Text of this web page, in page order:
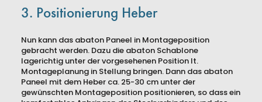
3. Positionierung Heber
Nun kann das abaton Paneel in Montageposition
gebracht werden. Dazu die abaton Schablone
lagerichtig unter der vorgesehenen Position lt.
Montageplanung in Stellung bringen. Dann das abaton
Paneel mit dem Heber ca. 25-30 cm unter der
gewünschten Montageposition positionieren, so dass ein